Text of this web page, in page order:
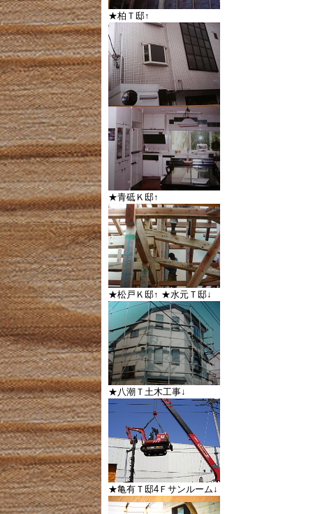
★柏Ｔ邸↑
★青砥Ｋ邸↑
★松戸Ｋ邸↑ ★水元Ｔ邸↓
★八潮Ｔ土木工事↓
★亀有Ｔ邸4Ｆサンルーム↓